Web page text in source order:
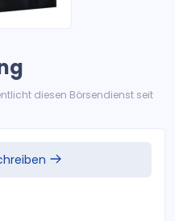
diesen Börsendienst seit